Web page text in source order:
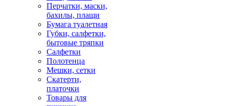
Перчатки, маски,
бахилы, плащи
Бумага туалетная
Губки, салфетки,
бытовые тряпки
Салфетки
Полотенца
Мешки, сетки
Скатерти,
платочки
Товары для